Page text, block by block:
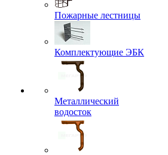
Пожарные лестницы
Комплектующие ЭБК
Металлический
водосток